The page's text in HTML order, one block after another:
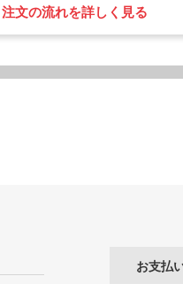
注文の流れを詳しく見る
お支払